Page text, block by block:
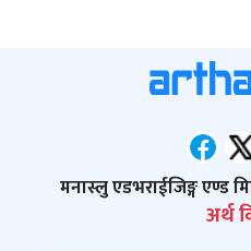
मनास्लु एडभराईजिङ्ग एण्ड
अर्थ